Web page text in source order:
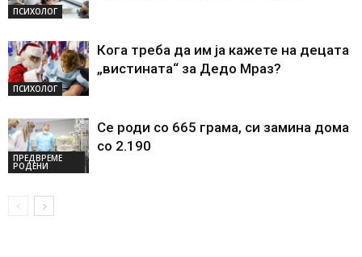
ПСИХОЛОГ
ПСИХОЛОГ
Кога треба да им ја кажете на децата
„вистината“ за Дедо Мраз?
ПРЕДВРЕМЕ
РОДЕНИ
Се роди со 665 грама, си замина дома
со 2.190